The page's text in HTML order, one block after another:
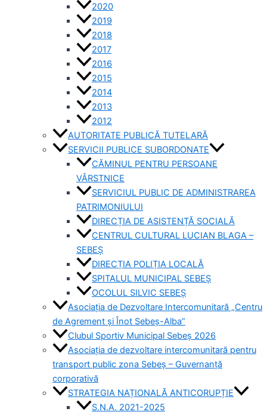
2020
2019
2018
2017
2016
2015
2014
2013
2012
AUTORITATE PUBLICĂ TUTELARĂ
SERVICII PUBLICE SUBORDONATE
CĂMINUL PENTRU PERSOANE
VÂRSTNICE
SERVICIUL PUBLIC DE ADMINISTRAREA
PATRIMONIULUI
DIRECȚIA DE ASISTENȚĂ SOCIALĂ
CENTRUL CULTURAL LUCIAN BLAGA –
SEBEȘ
DIRECȚIA POLIȚIA LOCALĂ
SPITALUL MUNICIPAL SEBEȘ
OCOLUL SILVIC SEBEȘ
Asociația de Dezvoltare Intercomunitară „Centru
de Agrement și Înot Sebeș-Alba”
Clubul Sportiv Municipal Sebeș 2026
Asociația de dezvoltare intercomunitară pentru
transport public zona Sebeș – Guvernanță
corporativă
STRATEGIA NAȚIONALĂ ANTICORUPȚIE
S.N.A. 2021-2025